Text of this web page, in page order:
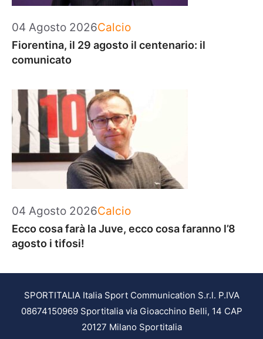
04 Agosto 2026Categorie
Calcio
Fiorentina, il 29 agosto il centenario: il
comunicato
04 Agosto 2026Categorie
Calcio
Ecco cosa farà la Juve, ecco cosa faranno l’8
agosto i tifosi!
SPORTITALIA Italia Sport Communication S.r.l. P.IVA
08674150969 Sportitalia via Gioacchino Belli, 14 CAP
20127 Milano Sportitalia